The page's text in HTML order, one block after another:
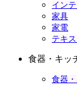
イン
家具
家電
テキ
食器・キッ
食器